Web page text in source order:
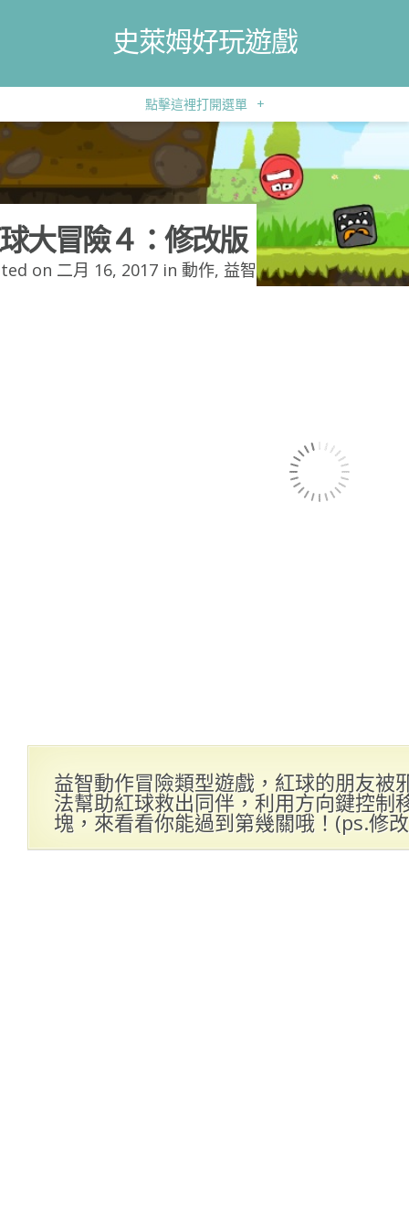
史萊姆好玩遊戲
點擊這裡打開選單 +
大冒險４：修改版
on 二月 16, 2017 in 動作, 益智
益智動作冒險類型遊戲，紅球的朋友被
法幫助紅球救出同伴，利用方向鍵控制
塊，來看看你能過到第幾關哦！(ps.修